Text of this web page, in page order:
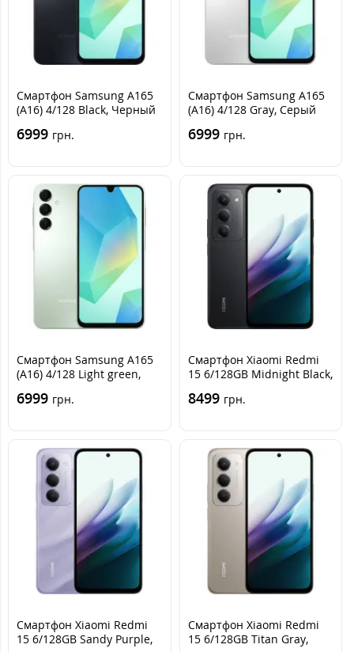
Смартфон Samsung A165
(A16) 4/128 Black, Черный
6999 грн.
Смартфон Samsung A165
(A16) 4/128 Gray, Серый
6999 грн.
Смартфон Samsung A165
(A16) 4/128 Light green,
6999 грн.
Смартфон Xiaomi Redmi
15 6/128GB Midnight Black,
8499 грн.
Смартфон Xiaomi Redmi
15 6/128GB Sandy Purple,
Смартфон Xiaomi Redmi
15 6/128GB Titan Gray,